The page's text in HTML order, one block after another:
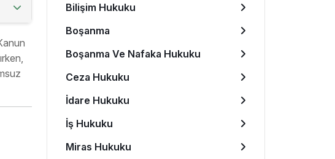
Bilişim Hukuku
Boşanma
Boşanma Ve Nafaka Hukuku
Ceza Hukuku
İdare Hukuku
İş Hukuku
Miras Hukuku